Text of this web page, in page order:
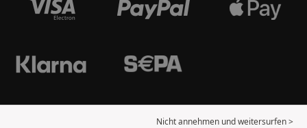
Nicht annehmen und weitersurfen >